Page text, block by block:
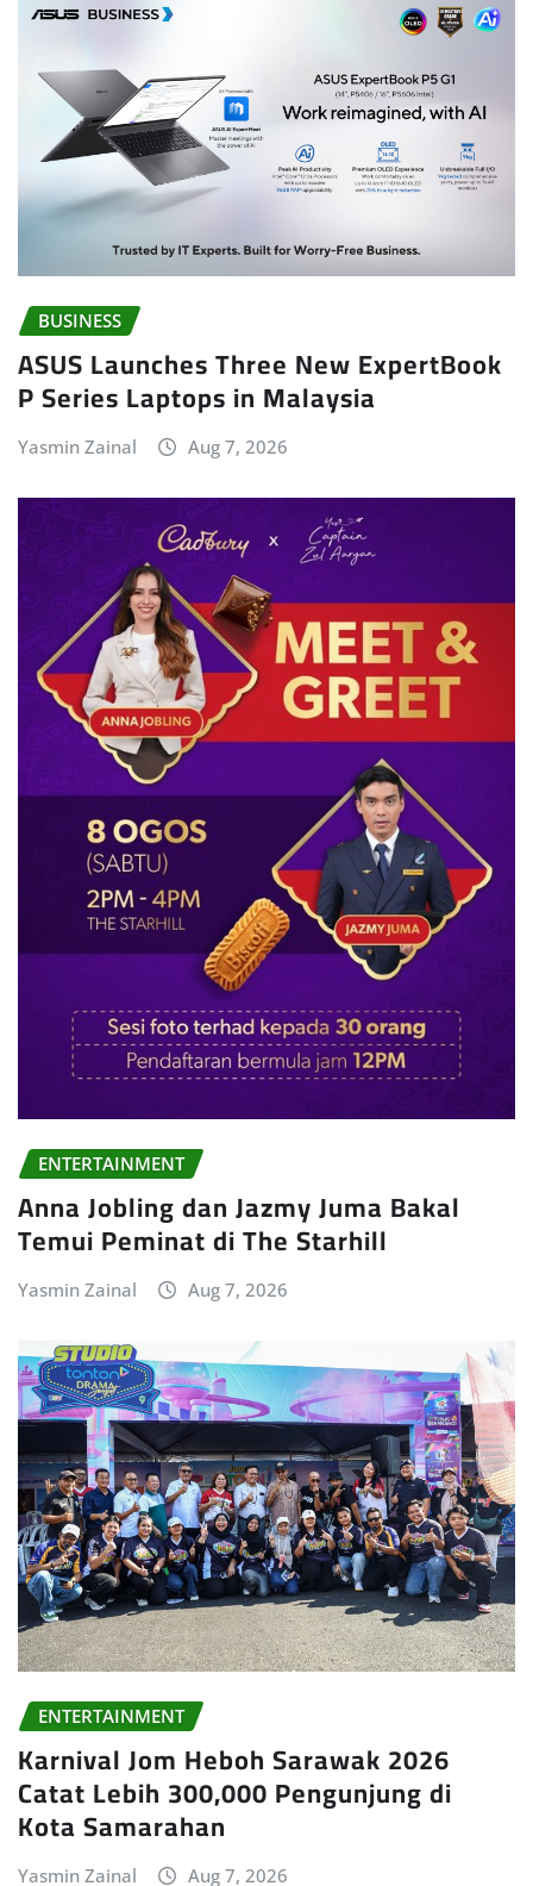
BUSINESS
ASUS Launches Three New ExpertBook
P Series Laptops in Malaysia
Yasmin Zainal Aug 7, 2026
ENTERTAINMENT
Anna Jobling dan Jazmy Juma Bakal
Temui Peminat di The Starhill
Yasmin Zainal Aug 7, 2026
ENTERTAINMENT
Karnival Jom Heboh Sarawak 2026
Catat Lebih 300,000 Pengunjung di
Kota Samarahan
Yasmin Zainal Aug 7, 2026